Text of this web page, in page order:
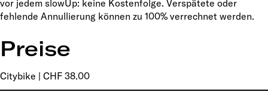
vor jedem slowUp: keine Kostenfolge. Verspätete oder
fehlende Annullierung können zu 100% verrechnet werden.
Preise
Citybike | CHF 38.00